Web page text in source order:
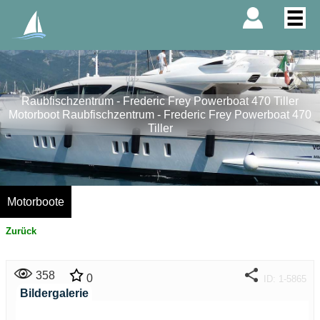
Raubfischzentrum - Frederic Frey Powerboat 470 Tiller
Motorboot Raubfischzentrum - Frederic Frey Powerboat 470
Tiller
Motorboote
Zurück
358 0 ID: 1-5865
Bildergalerie